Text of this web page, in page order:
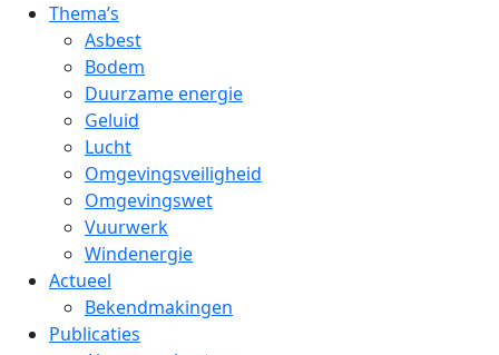
Thema’s
Asbest
Bodem
Duurzame energie
Geluid
Lucht
Omgevingsveiligheid
Omgevingswet
Vuurwerk
Windenergie
Actueel
Bekendmakingen
Publicaties